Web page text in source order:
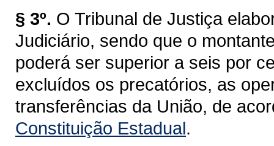
§ 3º. O Tribunal de Justiça
Judiciário, sendo que o
poderá ser superior a seis por
excluídos os precatórios, as
transferências da União, de
Constituição Estadual.